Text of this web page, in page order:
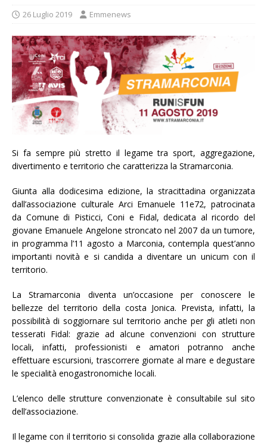
26 Luglio 2019 Emmenews
Si fa sempre più stretto il legame tra sport, aggregazione,
divertimento e territorio che caratterizza la Stramarconia.
Giunta alla dodicesima edizione, la stracittadina organizzata
dall’associazione culturale Arci Emanuele 11e72, patrocinata
da Comune di Pisticci, Coni e Fidal, dedicata al ricordo del
giovane Emanuele Angelone stroncato nel 2007 da un tumore,
in programma l’11 agosto a Marconia, contempla quest’anno
importanti novità e si candida a diventare un unicum con il
territorio.
La Stramarconia diventa un’occasione per conoscere le
bellezze del territorio della costa Jonica. Prevista, infatti, la
possibilità di soggiornare sul territorio anche per gli atleti non
tesserati Fidal: grazie ad alcune convenzioni con strutture
locali, infatti, professionisti e amatori potranno anche
effettuare escursioni, trascorrere giornate al mare e degustare
le specialità enogastronomiche locali.
L’elenco delle strutture convenzionate è consultabile sul sito
dell’associazione.
Il legame con il territorio si consolida grazie alla collaborazione